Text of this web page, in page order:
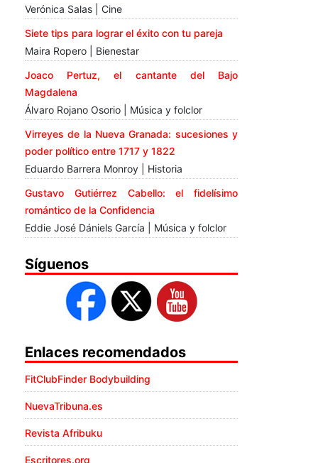
Verónica Salas | Cine
Siete tips para lograr el éxito con tu pareja
Maira Ropero | Bienestar
Joaco Pertuz, el cantante del Bajo
Magdalena
Álvaro Rojano Osorio | Música y folclor
Virreyes de la Nueva Granada: sucesiones y
poder político entre 1717 y 1822
Eduardo Barrera Monroy | Historia
Gustavo Gutiérrez Cabello: el fidelísimo
romántico de la Confidencia
Eddie José Dániels García | Música y folclor
Síguenos
Enlaces recomendados
FitClubFinder Bodybuilding
NuevaTribuna.es
Revista Afribuku
Escritores.org